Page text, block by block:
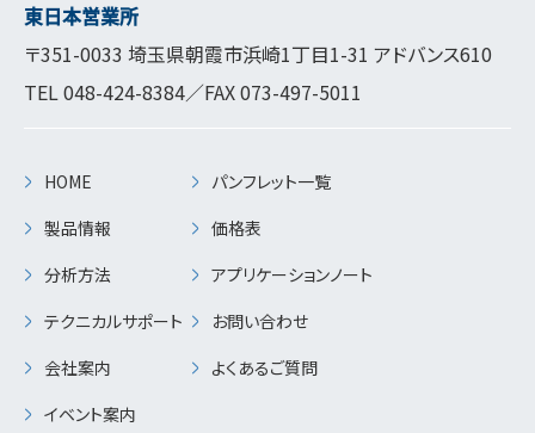
東日本営業所
〒351-0033 埼玉県朝霞市浜崎1丁目1-31 アドバンス610
TEL048-424-8384／FAX 073-497-5011
HOME
製品情報
分析方法
テクニカルサポート
会社案内
イベント案内
パンフレット一覧
価格表
アプリケーションノート
お問い合わせ
よくあるご質問